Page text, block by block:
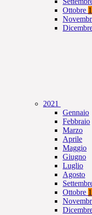
Ottobre 1
2021
Gennaio
Febbraio
Marzo
Aprile
Maggio
Giugno
Luglio
Agosto
Ottobre 1